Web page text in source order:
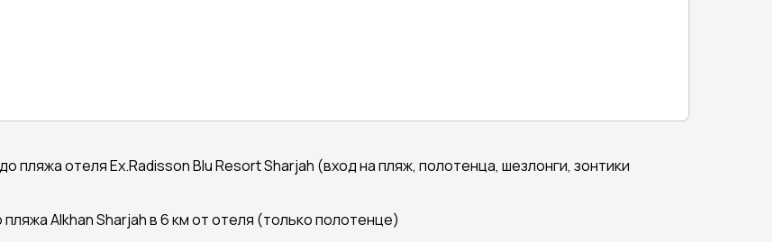
пляжа отеля Ex.Radisson Blu Resort Sharjah (вход на пляж, полотенца, шезлонги, зонтики
Alkhan Sharjah в 6 км от отеля (только полотенце)